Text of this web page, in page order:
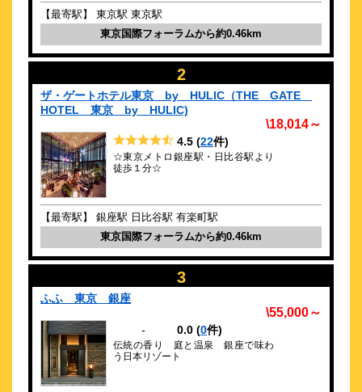
次世代のレジャーやビジネストラベラー向けコリビングホテル
ダイワロイネットホテル銀座
PREMIER 2026年4月リニューアル
\12,000～
クチコミ3.9点 ( 18件)
【 2026年3月9日リニューアル】もっと快適な銀座ステイを
スーパーホテルPremier東京駅八重洲中
央口 高濃度炭酸泉
\6,900～
クチコミ4.5点 (267件)
お陰様でJ.D.パワー宿泊客満足度11年連続＆JCSI顧客満足度
No.1受賞
ダイワロイネットホテル東京京橋
PREMIER
【最寄駅】 東京駅 東京駅
東京国際フォーラムから約0.46km
2
ザ・ゲートホテル東京 by HULIC（THE GATE
HOTEL 東京 by HULIC)
\18,014～
4.5 (22件)
☆東京メトロ銀座駅・日比谷駅より
徒歩１分☆
【最寄駅】 銀座駅 日比谷駅 有楽町駅
東京国際フォーラムから約0.46km
3
ふふ 東京 銀座
\55,000～
- 0.0 (0件)
伝統の香り 庭と温泉 銀座で味わ
う日本リゾート